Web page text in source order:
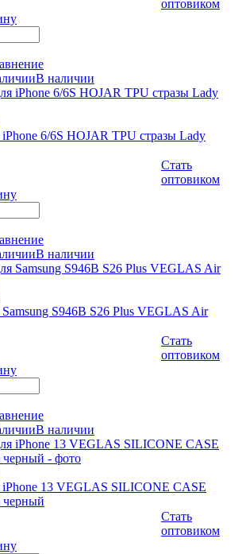
оптовиком
В наличии
iPhone 6/6S HOJAR TPU стразы Lady
Стать
оптовиком
В наличии
Samsung S946B S26 Plus VEGLAS Air
Стать
оптовиком
В наличии
iPhone 13 VEGLAS SILICONE CASE
черный
Стать
оптовиком